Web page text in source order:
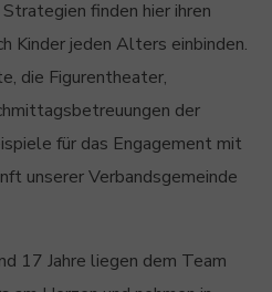
finden hier ihren
Kinder jeden Alters einbinden.
die Figurentheater,
der
für das Engagement mit
unserer Verbandsgemeinde
17 Jahre liegen dem Team